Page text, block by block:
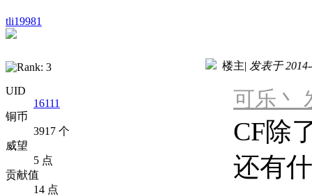
tli19981
UID
16111
铜币
3917 个
威望
5 点
贡献值
14 点
楼主| 发表于
可乐丶
CF除
还有